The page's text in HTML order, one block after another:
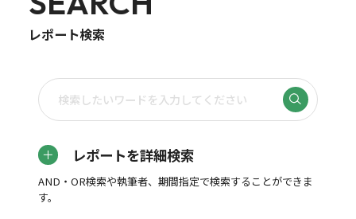
レポート検索
レポートを詳細検索
AND・OR検索や執筆者、期間指定で検索することができま
す。